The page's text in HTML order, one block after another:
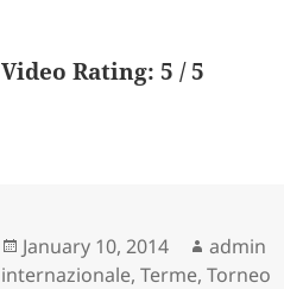
Video Rating: 5 / 5
Posted
on
January 10, 2014 Author
admin
internazionale,Terme,Torneo